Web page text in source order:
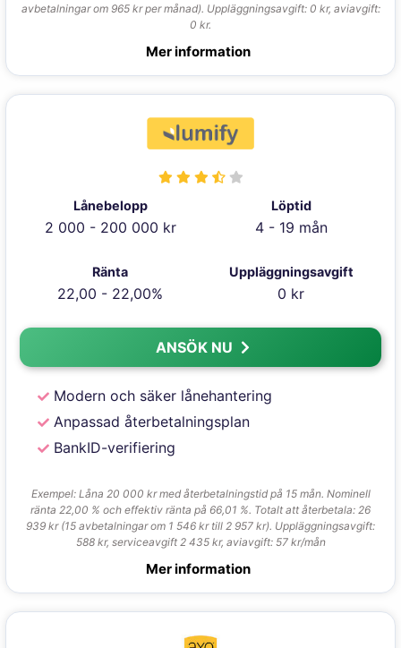
avbetalningar om 965 kr per månad). Uppläggningsavgift: 0 kr, aviavgift:
0 kr.
Mer information
Lånebelopp
2 000 - 200 000 kr
Löptid
4 - 19 mån
Ränta
22,00 - 22,00%
Uppläggningsavgift
0 kr
ANSÖK NU
Modern och säker lånehantering
Anpassad återbetalningsplan
BankID-verifiering
Exempel: Låna 20 000 kr med återbetalningstid på 15 mån. Nominell
ränta 22,00 % och effektiv ränta på 66,01 %. Totalt att återbetala: 26
939 kr (15 avbetalningar om 1 546 kr till 2 957 kr). Uppläggningsavgift:
588 kr, serviceavgift 2 435 kr, aviavgift: 57 kr/mån
Mer information